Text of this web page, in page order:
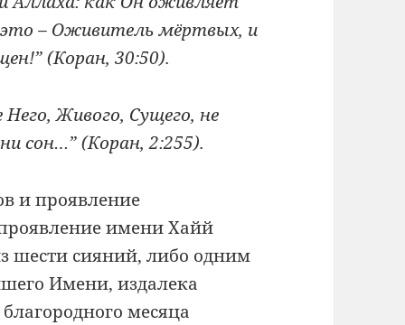
– Оживитель мёртвых, и
(Коран, 30:50).
Живого, Сущего, не
сон…” (Коран, 2:255).
и проявление
имени Хайй
шести сияний, либо одним
Имени, издалека
месяца